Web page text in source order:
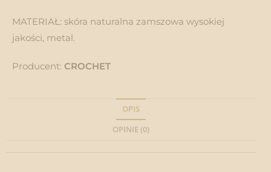
MATERIAŁ: skóra naturalna zamszowa wysokiej
jakości, metal.
Producent: CROCHET
OPIS
OPINIE (0)